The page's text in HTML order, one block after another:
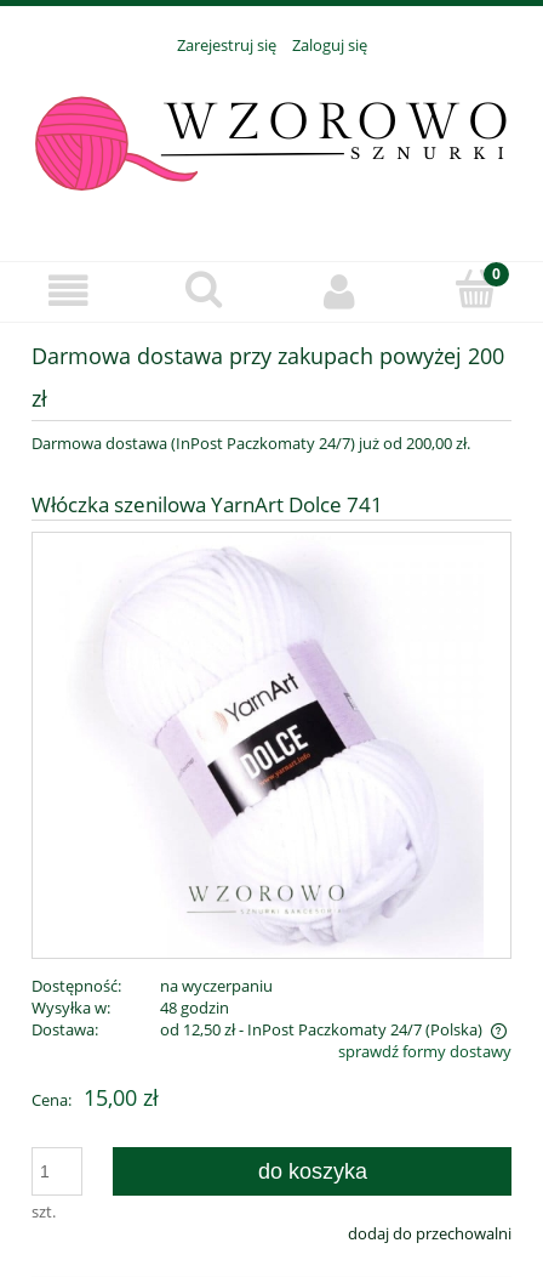
Zarejestruj się Zaloguj się
Darmowa dostawa przy zakupach powyżej 200
zł
Darmowa dostawa (InPost Paczkomaty 24/7) już od 200,00 zł.
Włóczka szenilowa YarnArt Dolce 741
Dostępność:
na wyczerpaniu
Wysyłka w:
48 godzin
Dostawa:
od 12,50 zł- InPost Paczkomaty 24/7(Polska)
Cena nie zawiera ewentualnych kosztów płatnościsprawdź formy dostawy
Cena: 15,00 zł
szt.
do koszyka
dodaj do przechowalni